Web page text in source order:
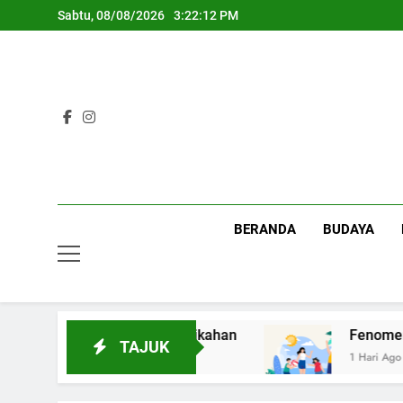
to
Sabtu, 08/08/2026 3:22:13 PM
BERANDA BUDAYA
TAJUK
Makna Pernikahan Fenomena Healing:
1 Hari Ago